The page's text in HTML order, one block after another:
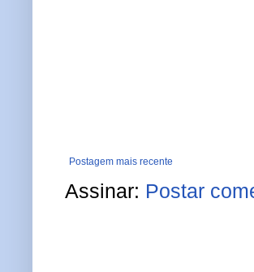
Postagem mais recente
Assinar: Postar